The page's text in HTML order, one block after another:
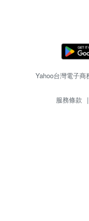
Yahoo台灣電子
服務條款 |